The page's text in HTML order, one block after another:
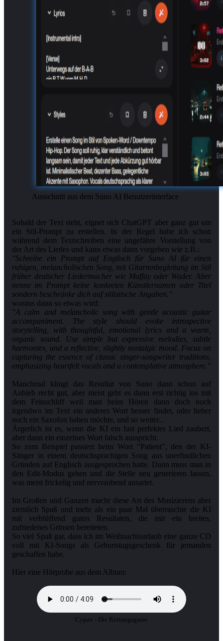
Ausschnitt aus dem Suno AI Benutzerinterface
Sobald der Text steht, eignet sich ChatGPT aber ganz gut um
ein Stil-Prompt zu erstellen. In der Regel habe ich schon
während dem Textschreiben eine ungefähre Vorstellung von
"Schreibe ein Prompt auf Englisch für Suno AI für einen
ruhigen, melancholischen Song, mit Gitarrenbegleitung im Stil
früher deutscher Liedermacher wie Maffay oder Wader. Aber
nenne im Prompt keine konkreten Künstlernamen oder Titel
sondern beschränke dich auf stilistische Angaben."
"A calm and melancholic song with gentle acoustic guitar
accompaniment. The style should evoke introspective
storytelling, with thoughtful, emotional lyrics and a warm,
organic sound. Use simple but expressive melodies, subtle
harmonies, and a reflective, slightly nostalgic mood. Focus on
capturing the essence of classic singer-songwriter traditions,
emphasizing heartfelt vocals and a contemplative atmosphere."
Manchmal klingt das Resultat von Suno dann schon auf
Anhieb recht gut, aber meist geht es dann erst richtig los mit
dem Feinschliff weil man beim Hören dann doch noch
irgendwo im Text ein anderes Wort besser findet, oder lieber
noch ein Saxofon haben möchte, und so weiter...
Ärgerlich ist es, wenn die KI ein fast perfektes Lied zaubert,
aber dann ein einzelnes Wort falsch ausspricht.
So zum Beispiel passiert beim Wort "Patient", den der KI-
Sänger in einem deutschsprachigen Song aus unerfindlichen
Gründen auf Englisch ausgesprochen hatte. Dann muss man in
den Edit-Modus gehen und die Stelle neu generieren lassen,
was meist frickelig und nervraubend ausartet.
Im Großen und Ganzen macht diese Art des Musizierens aber
ziemlich Spaß und mehr als ein paar Mal überraschte die KI
mit verblüffend guten Resultaten, die mir ein breites,
zufriedenes Grinsen bereiteten.
So viel Spaß gar, dass ich im Weihnachtsurlaub eine ganze CD
voll mit KI-Songs als Geburtstagsgeschenk für jemanden
geschaffen habe.
Hier eine Hörprobe aus dem Album:
Cypax - Die Rettungsgasse